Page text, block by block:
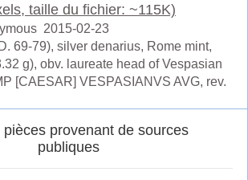
taille du fichier: ~115K)
2015-02-23
69-79), silver denarius, Rome mint,
g), obv. laureate head of Vespasian
[CAESAR] VESPASIANVS AVG, rev.